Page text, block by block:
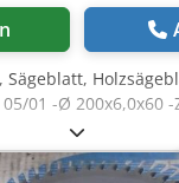
, Sägeblatt,
01 -Ø 200x6,0x60
9500 -Preis: pro
1 kg/Stück